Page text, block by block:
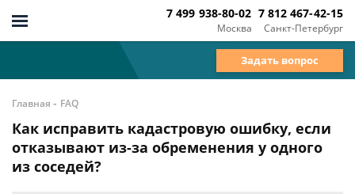
Москва
7 499 938-80-02
Санкт-Петербург
7 812 467-42-15
Задать вопрос
Главная - FAQ
Как исправить кадастровую ошибку, если
отказывают из-за обременения у одного
из соседей?